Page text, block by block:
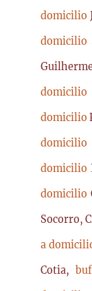
domicilio
domicilio
domicilio
domicilio
domicilio
domicilio
Socorro,
a
Cotia,